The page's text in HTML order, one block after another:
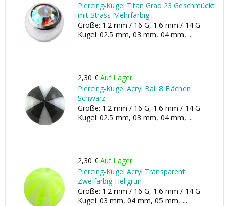
Piercing-Kugel Titan Grad 23 Geschmückt
mit Strass Mehrfarbig
Größe: 1.2 mm / 16 G, 1.6 mm / 14 G -
Kugel: 02.5 mm, 03 mm, 04 mm, ...
2,30 € Auf Lager
Piercing-Kugel Acryl Ball 8 Flächen
Schwarz
Größe: 1.2 mm / 16 G, 1.6 mm / 14 G -
Kugel: 02.5 mm, 03 mm, 04 mm, ...
2,30 € Auf Lager
Piercing-Kugel Acryl Transparent
Zweifarbig Hellgrün
Größe: 1.2 mm / 16 G, 1.6 mm / 14 G -
Kugel: 03 mm, 04 mm, 05 mm, ...